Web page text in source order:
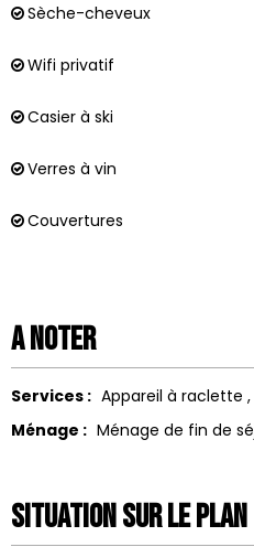
Sèche-cheveux
Wifi privatif
Casier à ski
Verres à vin
Couvertures
A noter
Services : Appareil à raclette
Ménage : Ménage de fin de
Situation sur le Plan